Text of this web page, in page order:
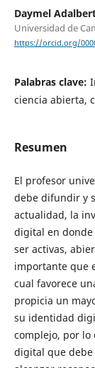
Daymel
Universidad de
https://orcid.org/
Palabras clave:
ciencia abierta,
Resumen
El profesor
debe difundir y
actualidad, la
digital en
ser activas,
importante que
cual favorece
propicia un
su identidad
complejo, por lo
digital que